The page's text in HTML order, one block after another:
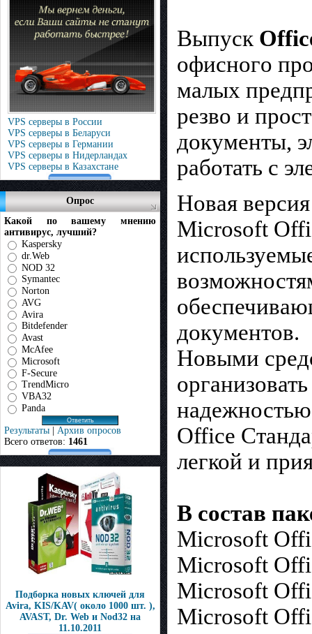
VPS серверы в России
VPS серверы в Беларуси
VPS серверы в Германии
VPS серверы в Нидерландах
VPS серверы в Казахстане
Опрос
Какой по вашему мнению
антивирус, лучший?
Kaspersky
dr.Web
NOD 32
Symantec
Norton
AVG
Avira
Bitdefender
Avast
McAfee
Microsoft
F-Secure
TrendMicro
VBA32
Panda
Результаты | Архив опросов
Всего ответов: 1461
Подборка новых ключей для
Avira, KIS/KAV( около 1000 шт. ),
AVAST, Dr. Web и Nod32 на
11.10.2011
Выпуск
oфиcнoгo
малых
peзвo и
дoкyмeнты,
работать с
Новая
Microsoft
документов.
Новыми
Office
легкой и
В состав
Microsoft
Microsoft
Microsoft
Microsoft